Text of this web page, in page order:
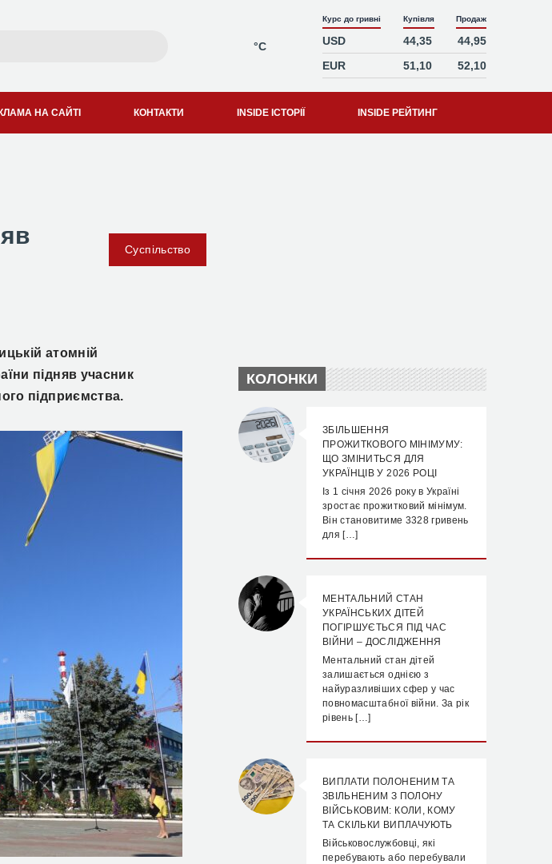
°C
Курс до гривні Купівля Продаж
USD 44,35
44,95
EUR
51,10 52,10
НА САЙТІ КОНТАКТИ INSIDE ІСТОРІЇ INSIDE РЕЙТИНГ
Суспільство
атомній
підняв учасник
підприємства.
КОЛОНКИ
ЗБІЛЬШЕННЯ
ПРОЖИТКОВОГО МІНІМУМУ:
ЩО ЗМІНИТЬСЯ ДЛЯ
УКРАЇНЦІВ У 2026 РОЦІ
Із 1 січня 2026 року в Україні
зростає прожитковий мінімум.
Він становитиме 3328 гривень
для […]
МЕНТАЛЬНИЙ СТАН
УКРАЇНСЬКИХ ДІТЕЙ
ПОГІРШУЄТЬСЯ ПІД ЧАС
ВІЙНИ – ДОСЛІДЖЕННЯ
Ментальний стан дітей
залишається однією з
найуразливіших сфер у час
повномасштабної війни. За рік
рівень […]
ВИПЛАТИ ПОЛОНЕНИМ ТА
ЗВІЛЬНЕНИМ З ПОЛОНУ
ВІЙСЬКОВИМ: КОЛИ, КОМУ
ТА СКІЛЬКИ ВИПЛАЧУЮТЬ
Військовослужбовці, які
перебувають або перебували